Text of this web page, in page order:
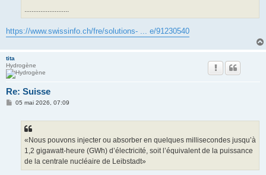
.........................
https://www.swissinfo.ch/fre/solutions- ... e/91230540
tita
Hydrogène
Re: Suisse
M05 mai 2026, 07:09
«Nous pouvons injecter ou absorber en quelques millisecondes jusqu’à
1,2 gigawatt-heure (GWh) d’électricité, soit l’équivalent de la puissance
de la centrale nucléaire de Leibstadt»